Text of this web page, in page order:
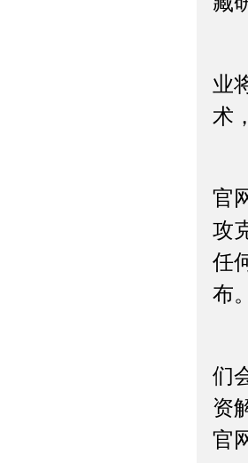
“
业
术
“
官
攻
任
布
“
们
资
官